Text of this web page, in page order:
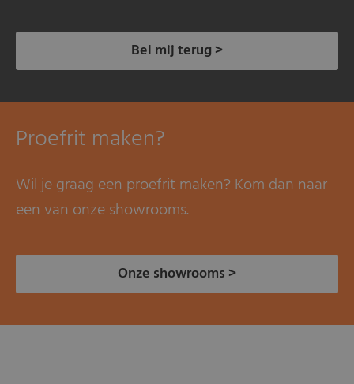
Bel mij terug >
Proefrit maken?
Wil je graag een proefrit maken? Kom dan naar
een van onze showrooms.
Onze showrooms >